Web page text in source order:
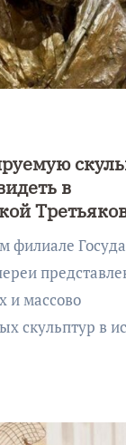
в
и массово
скульптур в